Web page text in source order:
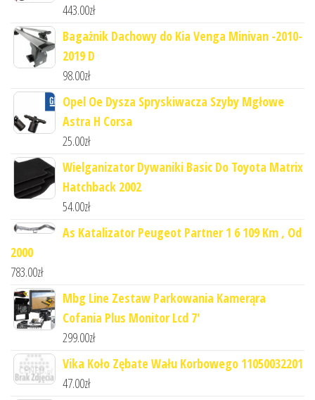
443.00zł
Bagażnik Dachowy do Kia Venga Minivan -2010-
2019 D
98.00zł
Opel Oe Dysza Spryskiwacza Szyby Mgłowe
Astra H Corsa
25.00zł
Wielganizator Dywaniki Basic Do Toyota Matrix
Hatchback 2002
54.00zł
As Katalizator Peugeot Partner 1 6 109 Km , Od
2000
783.00zł
Mbg Line Zestaw Parkowania Kamerąra
Cofania Plus Monitor Lcd 7'
299.00zł
Vika Koło Zębate Wału Korbowego 11050032201
47.00zł